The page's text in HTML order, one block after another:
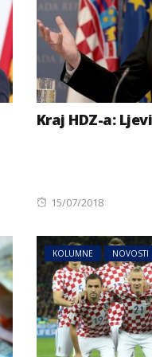
Kraj HDZ-a:
Posted
15/07/2018
KOLUMNE NOVOSTI